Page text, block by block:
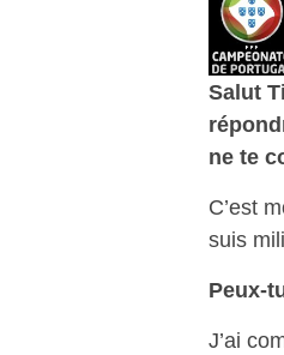
Salut
ne te
C’est
suis
Peux-
J’ai